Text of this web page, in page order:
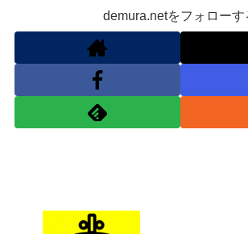
demura.netをフォローす